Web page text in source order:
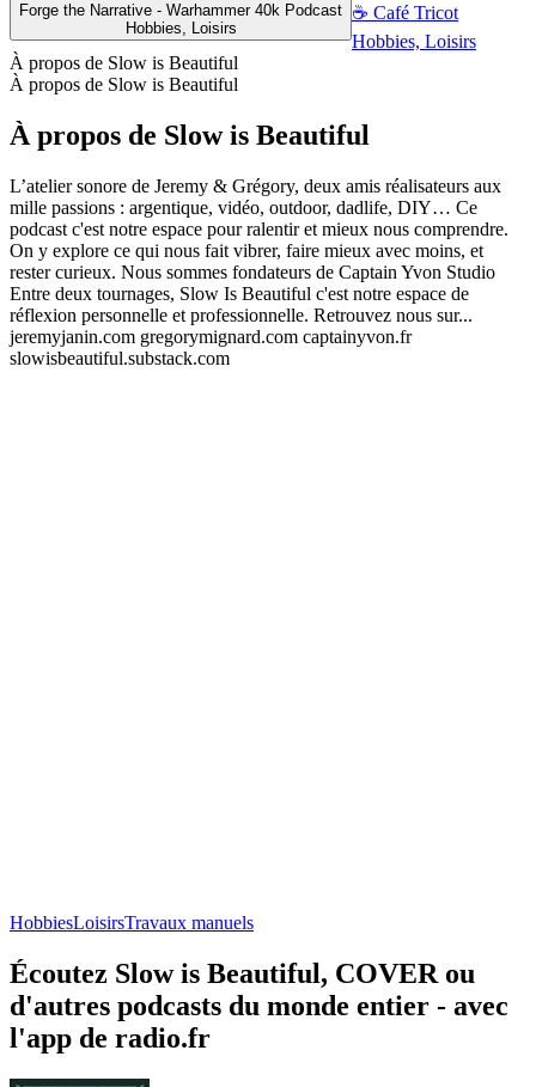
Forge the Narrative - Warhammer 40k Podcast
Hobbies, Loisirs
☕ Café Tricot
Hobbies, Loisirs
À propos de Slow is Beautiful
À propos de Slow is Beautiful
À propos de Slow is Beautiful
L’atelier sonore de Jeremy & Grégory, deux amis réalisateurs aux
mille passions : argentique, vidéo, outdoor, dadlife, DIY… Ce
podcast c'est notre espace pour ralentir et mieux nous comprendre.
On y explore ce qui nous fait vibrer, faire mieux avec moins, et
rester curieux. Nous sommes fondateurs de Captain Yvon Studio
Entre deux tournages, Slow Is Beautiful c'est notre espace de
réflexion personnelle et professionnelle. Retrouvez nous sur...
jeremyjanin.com gregorymignard.com captainyvon.fr
slowisbeautiful.substack.com
HobbiesLoisirsTravaux manuels
Écoutez Slow is Beautiful, COVER ou
d'autres podcasts du monde entier - avec
l'app de radio.fr